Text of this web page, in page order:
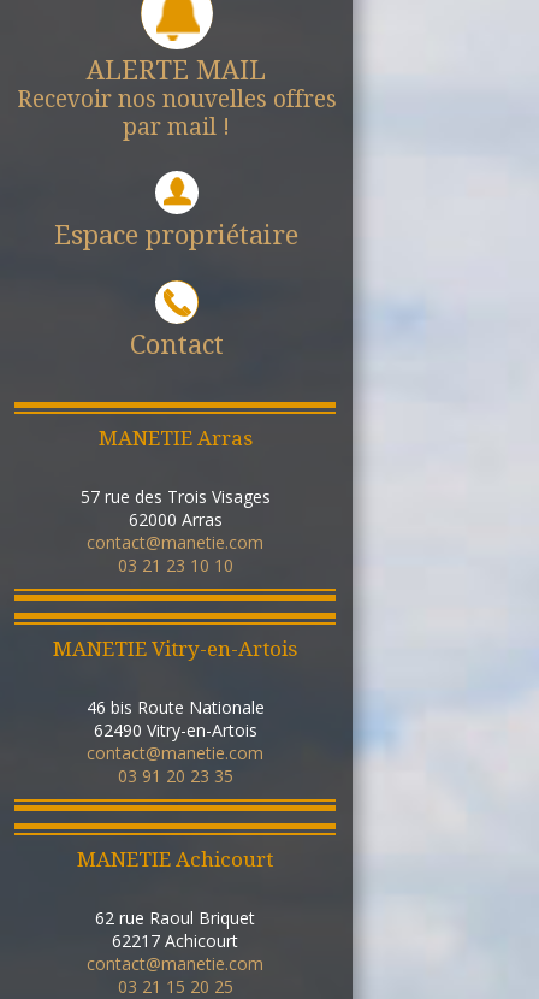
ALERTE MAIL
Recevoir nos nouvelles offres
par mail !
Espace propriétaire
Contact
MANETIE Arras
57 rue des Trois Visages
62000 Arras
contact@manetie.com
03 21 23 10 10
MANETIE Vitry-en-Artois
46 bis Route Nationale
62490 Vitry-en-Artois
contact@manetie.com
03 91 20 23 35
MANETIE Achicourt
62 rue Raoul Briquet
62217 Achicourt
contact@manetie.com
03 21 15 20 25